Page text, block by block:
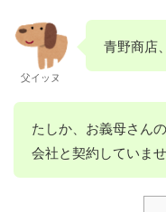
父イッヌ
青野商店
たしか、お義母さん
会社と契約していま